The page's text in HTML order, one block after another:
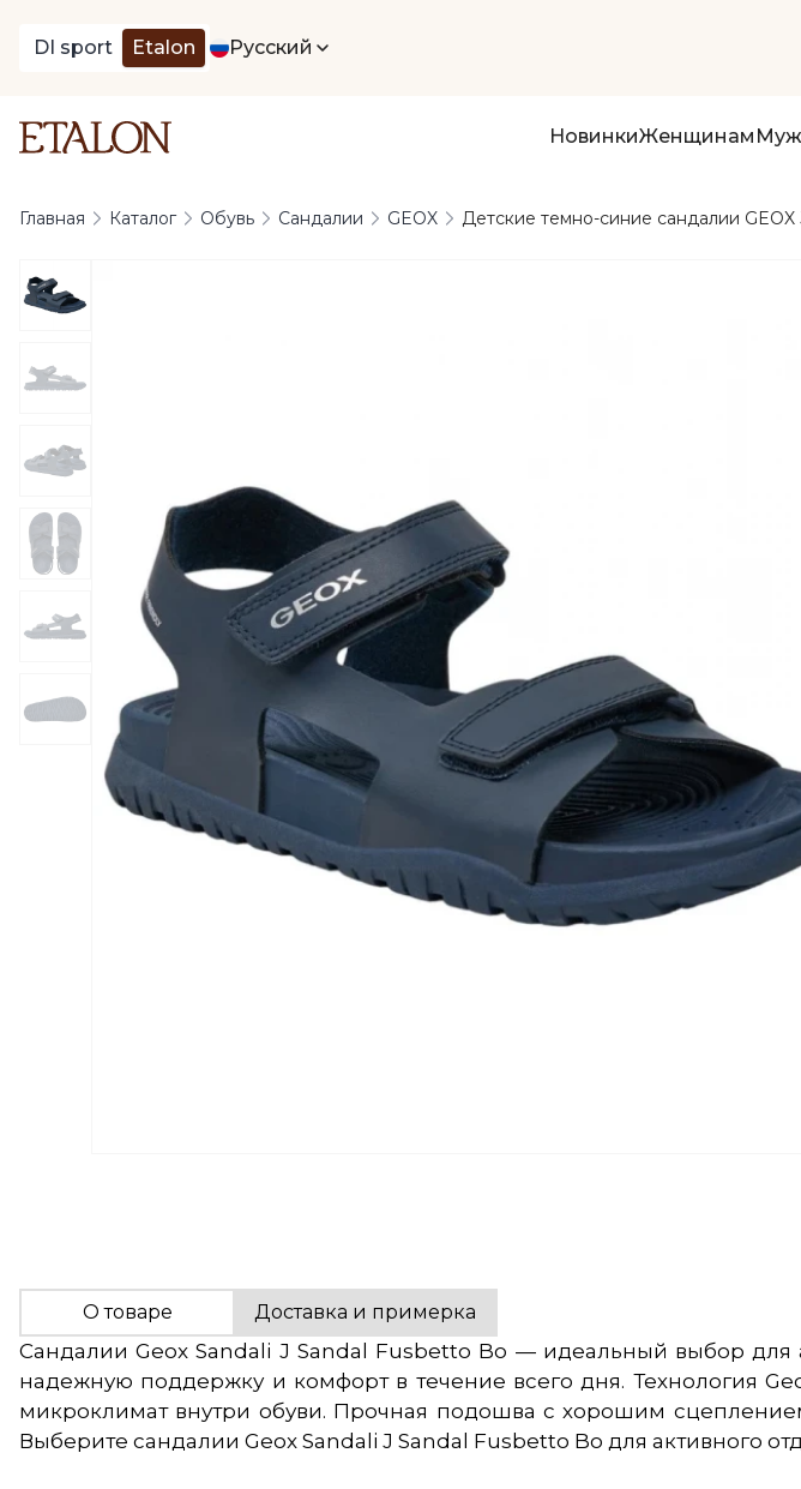
DI sport Etalon Русский
НовинкиЖенщинам
Главная Каталог Обувь Сандалии GEOX Детские темно-синие сандалии
О товаре Доставка и примерка
Сандалии Geox Sandali J Sandal Fusbetto Bo — идеальный выбор
надежную поддержку и комфорт в течение всего дня. Технология
микроклимат внутри обуви. Прочная подошва с хорошим
Выберите сандалии Geox Sandali J Sandal Fusbetto Bo для активного